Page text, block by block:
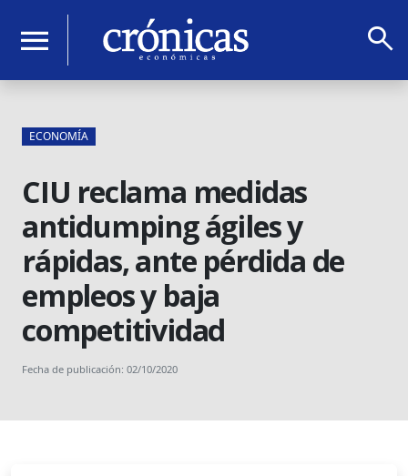
menu search
ECONOMÍA
CIU reclama medidas
antidumping ágiles y
rápidas, ante pérdida de
empleos y baja
competitividad
Fecha de publicación: 02/10/2020